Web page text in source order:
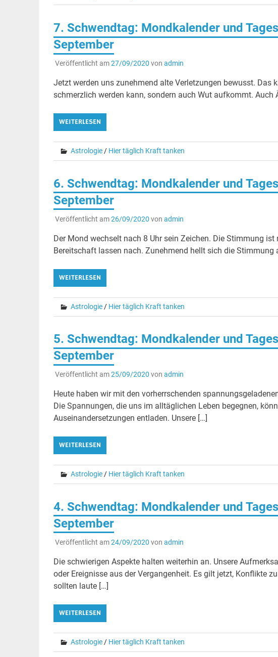
7. Schwendtag: Mondkalender und
September
Veröffentlicht am27/09/2020 von admin
Jetzt werden uns zunehmend alte Verletzungen bewusst. Das
schmerzlich werden kann, sondern auch Wut aufkommt. Auch
WEITERLESEN
Astrologie/ Hier täglich Kraft tanken
6. Schwendtag: Mondkalender und
September
Veröffentlicht am26/09/2020 von admin
Der Mond wechselt nach 8 Uhr sein Zeichen. Die Stimmung
Bereitschaft lassen nach. Zunehmend hellt sich die Stimmung
WEITERLESEN
Astrologie/ Hier täglich Kraft tanken
5. Schwendtag: Mondkalender und
September
Veröffentlicht am25/09/2020 von admin
Heute haben wir mit den vorherrschenden
Die Spannungen, die uns im alltäglichen Leben begegnen,
Auseinandersetzungen entladen. Unsere […]
WEITERLESEN
Astrologie/ Hier täglich Kraft tanken
4. Schwendtag: Mondkalender und
September
Veröffentlicht am24/09/2020 von admin
Die schwierigen Aspekte halten weiterhin an. Unsere
oder Ereignisse aus der Vergangenheit. Es gilt jetzt, Konflikte
sollten laute […]
WEITERLESEN
Astrologie/ Hier täglich Kraft tanken